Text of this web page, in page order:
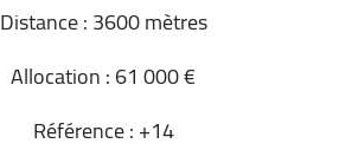
Distance : 3600 mètres
Allocation : 61 000 €
Référence : +14